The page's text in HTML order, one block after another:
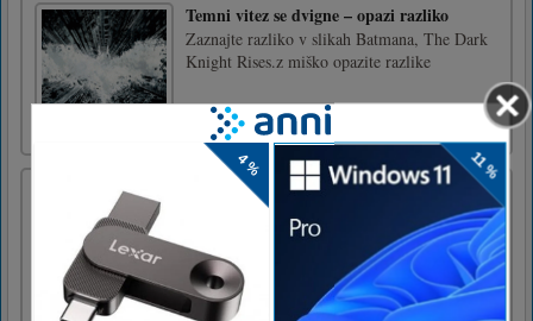
Temni vitez se dvigne – opazi razliko
Zaznajte razliko v slikah Batmana, The Dark
Knight Rises.z miško opazite razlike
Božični svet Snowball
To je zimsko nadaljevanje sveta Snowball.
Vaš cilj je pomagati mučku Snowball skozi 20
zahtevnih stopenj.